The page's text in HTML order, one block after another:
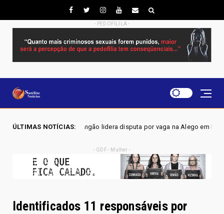
- PEDOFILILA -
ÚLTIMAS NOTÍCIAS:
disputa por vaga na Alego em Novo Gama, aponta pesquisa IGAPE
- GDF - Mulher -
Identificados 11 responsáveis por